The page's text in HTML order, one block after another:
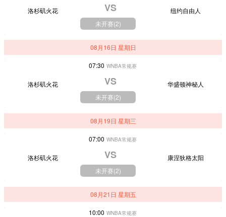
洛杉矶火花 纽约自由人
VS
未开赛(2)
08月16日 星期日
07:30 WNBA常规赛
洛杉矶火花 华盛顿神秘人
VS
未开赛(2)
08月19日 星期三
07:00 WNBA常规赛
洛杉矶火花 康涅狄格太阳
VS
未开赛(2)
08月21日 星期五
10:00 WNBA常规赛